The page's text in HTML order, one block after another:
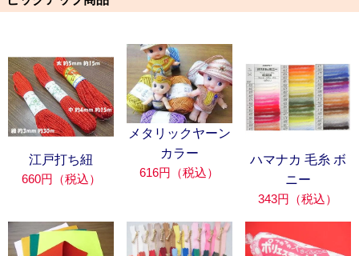
江戸打ち紐
660円（税込）
メタリックヤーン
カラー
616円（税込）
ハマナカ 毛糸 ボ
ニー
343円（税込）